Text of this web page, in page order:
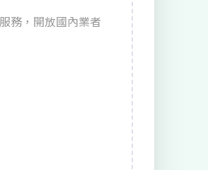
務，開放國內業者